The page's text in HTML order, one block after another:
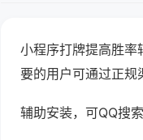
小程序打牌提高胜率
要的用户可通过正规
辅助安装，可QQ搜